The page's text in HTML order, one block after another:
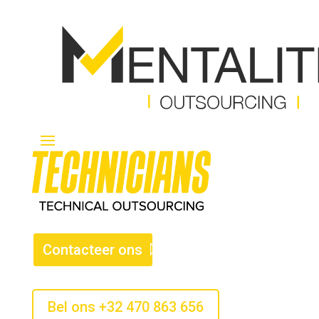
Contacteer ons
Bel ons +32 470 863 656